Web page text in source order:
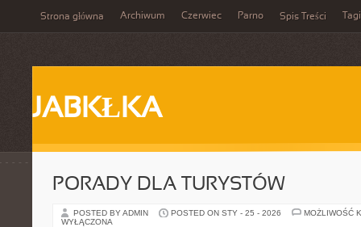
Strona główna Archiwum Czerwiec Parno Spis Treści Tagi
JABKŁKA
PORADY DLA TURYSTÓW
POSTED BY ADMIN POSTED ON STY - 25 - 2026
MOŻLIWOŚĆ
WYŁĄCZONA